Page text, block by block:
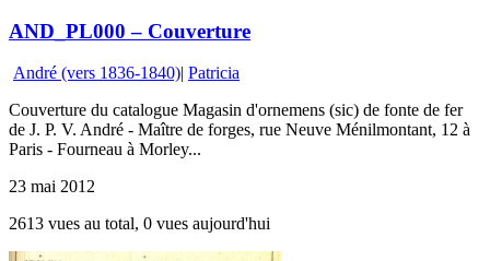
AND_PL000 – Couverture
André (vers 1836-1840) Patricia
Couverture du catalogue Magasin d'ornemens (sic) de fonte de fer
de J. P. V. André - Maître de forges, rue Neuve Ménilmontant, 12 à
Paris - Fourneau à Morley...
23 mai 2012
2613 vues au total, 0 vues aujourd'hui